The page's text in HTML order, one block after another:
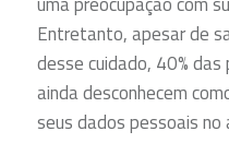
Entretanto, apesar de
desse cuidado, 40%
ainda desconhecem
seus dados pessoais